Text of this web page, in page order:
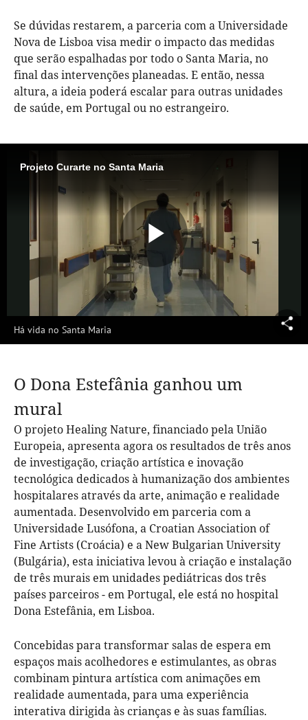
Se dúvidas restarem, a parceria com a Universidade
Nova de Lisboa visa medir o impacto das medidas
que serão espalhadas por todo o Santa Maria, no
final das intervenções planeadas. E então, nessa
altura, a ideia poderá escalar para outras unidades
de saúde, em Portugal ou no estrangeiro.
Projeto Curarte no Santa Maria
Vídeo
Há vida no Santa Maria
O Dona Estefânia ganhou um
mural
O projeto Healing Nature, financiado pela União
Europeia, apresenta agora os resultados de três anos
de investigação, criação artística e inovação
tecnológica dedicados à humanização dos ambientes
hospitalares através da arte, animação e realidade
aumentada. Desenvolvido em parceria com a
Universidade Lusófona, a Croatian Association of
Fine Artists (Croácia) e a New Bulgarian University
(Bulgária), esta iniciativa levou à criação e instalação
de três murais em unidades pediátricas dos três
países parceiros - em Portugal, ele está no hospital
Dona Estefânia, em Lisboa.
Concebidas para transformar salas de espera em
espaços mais acolhedores e estimulantes, as obras
combinam pintura artística com animações em
realidade aumentada, para uma experiência
interativa dirigida às crianças e às suas famílias.